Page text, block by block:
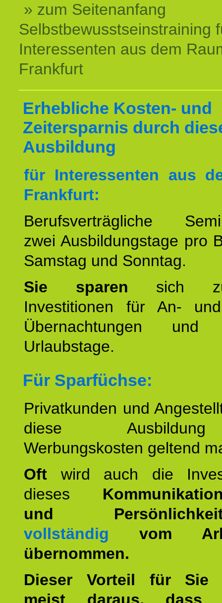
» zum Seitenanfang
Selbstbewusstseinstraining
Interessenten aus dem
Frankfurt
Erhebliche Kosten- und
Zeitersparnis durch
Ausbildung
für Interessenten aus
Frankfurt:
Berufsverträgliche
zwei Ausbildungstage pro
Samstag und Sonntag.
Sie sparen sich
Investitionen für An-
Übernachtungen und
Urlaubstage.
Für Sparfüchse:
Privatkunden und
diese
Werbungskosten geltend
Oft wird auch die
dieses
und
vollständig vom
übernommen.
Dieser Vorteil für Sie